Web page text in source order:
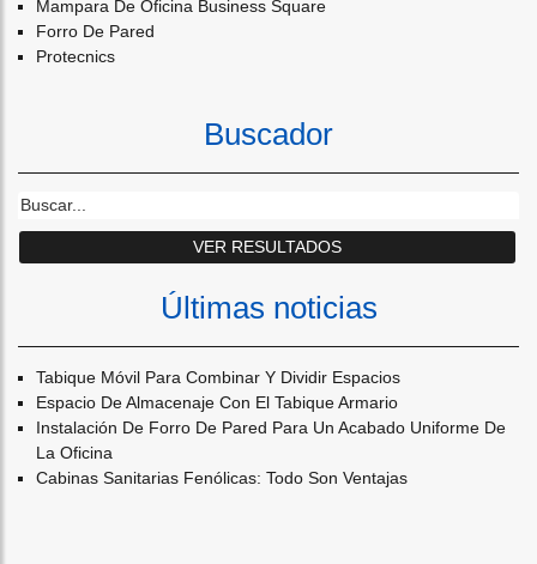
Mampara De Oficina Business Square
Forro De Pared
Protecnics
Buscador
Últimas noticias
Tabique Móvil Para Combinar Y Dividir Espacios
Espacio De Almacenaje Con El Tabique Armario
Instalación De Forro De Pared Para Un Acabado Uniforme De
La Oficina
Cabinas Sanitarias Fenólicas: Todo Son Ventajas